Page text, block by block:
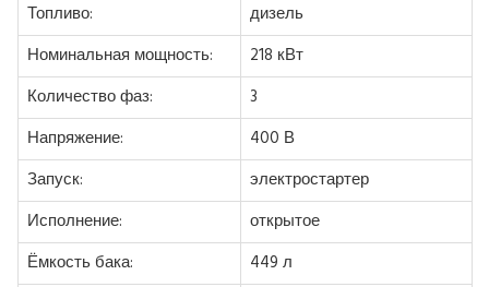
Топливо:
дизель
Номинальная мощность:
218 кВт
Количество фаз:
3
Напряжение:
400 В
Запуск:
электростартер
Исполнение:
открытое
Ёмкость бака:
449 л